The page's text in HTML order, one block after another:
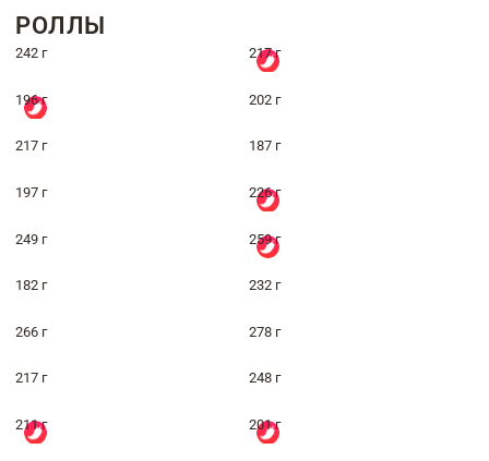
РОЛЛЫ
242 г 217 г
196 г 202 г
217 г 187 г
197 г 226 г
249 г 259 г
182 г 232 г
266 г 278 г
217 г 248 г
211 г 201 г